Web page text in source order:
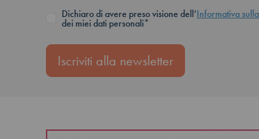
Dichiaro di avere preso visione dell’Informativa
dei miei dati personali*
Iscriviti alla newsletter